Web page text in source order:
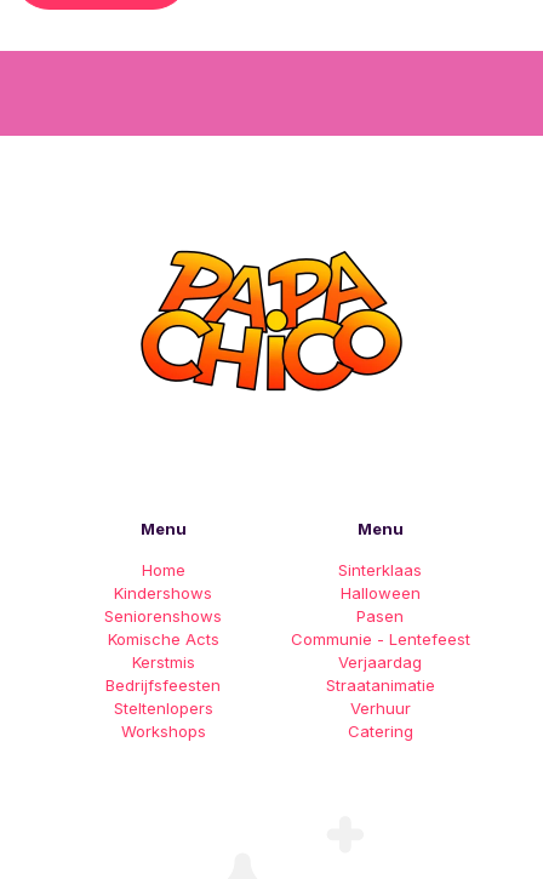
Menu
Home
Kindershows
Seniorenshows
Komische Acts
Kerstmis
Bedrijfsfeesten
Steltenlopers
Workshops
Menu
Sinterklaas
Halloween
Pasen
Communie - Lentefeest
Verjaardag
Straatanimatie
Verhuur
Catering